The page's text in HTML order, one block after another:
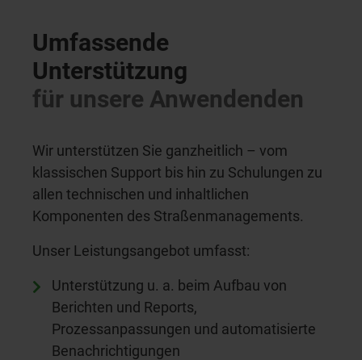
Umfassende
Unterstützung
für unsere Anwendenden
Wir unterstützen Sie ganzheitlich – vom
klassischen Support bis hin zu Schulungen zu
allen technischen und inhaltlichen
Komponenten des Straßenmanagements.
Unser Leistungsangebot umfasst:
Unterstützung u. a. beim Aufbau von
Berichten und Reports,
Prozessanpassungen und automatisierte
Benachrichtigungen